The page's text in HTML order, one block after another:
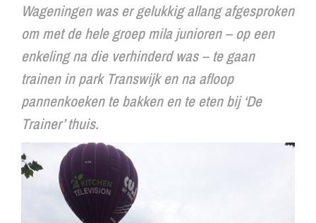
Wageningen was er gelukkig allang afgesproken
om met de hele groep mila junioren – op een
enkeling na die verhinderd was – te gaan
trainen in park Transwijk en na afloop
pannenkoeken te bakken en te eten bij ‘De
Trainer’ thuis.